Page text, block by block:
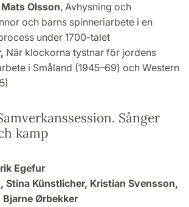
Olsson, Avhysning och
och barns spinneriarbete i en
under 1700-talet
När klockorna tystnar för jordens
i Småland (1945–69) och Western
Sånger
kamp
Egefur
Stina Künstlicher, Kristian Svensson,
Bjarne Ørbekker